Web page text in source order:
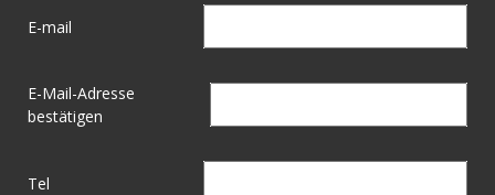
E-mail
E-Mail-Adresse
bestätigen
Tel